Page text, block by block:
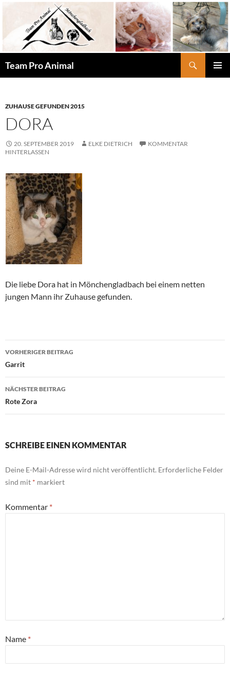
springen
Team Pro Animal
ZUHAUSE GEFUNDEN 2015
DORA
20. SEPTEMBER 2019 ELKE DIETRICH
KOMMENTAR
HINTERLASSEN
Die liebe Dora hat in Mönchengladbach bei einem netten
jungen Mann ihr Zuhause gefunden.
Beitragsnavigation
VORHERIGER BEITRAG
Garrit
NÄCHSTER BEITRAG
Rote Zora
SCHREIBE EINEN KOMMENTAR
Deine E-Mail-Adresse wird nicht veröffentlicht. Erforderliche Felder
sind mit * markiert
Kommentar *
Name *